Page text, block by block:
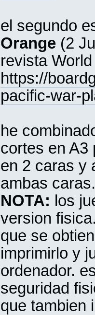
el segundo
Orange (2
revista
https://
pacific-war-
he
cortes en A3
en 2 caras y
ambas caras.
NOTA: los
version
que se
imprimirlo y
ordenador.
seguridad
que tambien